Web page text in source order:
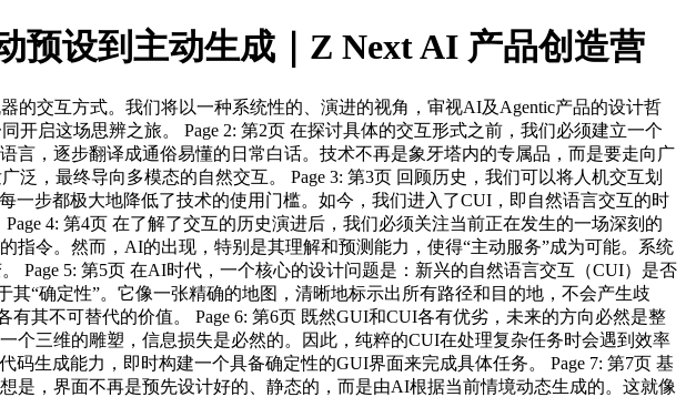
预设到主动生成｜Z Next AI 产品创造营
的交互方式。我们将以一种系统性的、演进的视角，审视AI及Agentic产品的设计哲
启这场思辨之旅。 Page 2: 第2页 在探讨具体的交互形式之前，我们必须建立一个
言，逐步翻译成通俗易懂的日常白话。技术不再是象牙塔内的专属品，而是要走向广
，最终导向多模态的自然交互。 Page 3: 第3页 回顾历史，我们可以将人机交互划
步都极大地降低了技术的使用门槛。如今，我们进入了CUI，即自然语言交互的时
4: 第4页 在了解了交互的历史演进后，我们必须关注当前正在发生的一场深刻的
令。然而，AI的出现，特别是其理解和预测能力，使得“主动服务”成为可能。系统
Page 5: 第5页 在AI时代，一个核心的设计问题是：新兴的自然语言交互（CUI）是否
“确定性”。它像一张精确的地图，清晰地标示出所有路径和目的地，不会产生歧
其不可替代的价值。 Page 6: 第6页 既然GUI和CUI各有优劣，未来的方向必然是整
个三维的雕塑，信息损失是必然的。因此，纯粹的CUI在处理复杂任务时会遇到效率
生成能力，即时构建一个具备确定性的GUI界面来完成具体任务。 Page 7: 第7页 基
是，界面不再是预先设计好的、静态的，而是由AI根据当前情境动态生成的。这就像